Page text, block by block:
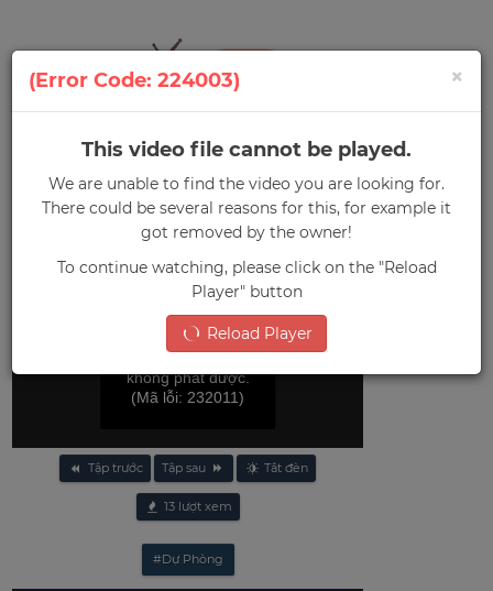
0
Hype House: Nhà sao TikTok
File video này
không phát được.
(Mã lỗi: 232011)
Tập trước Tập sau Tắt đèn
13lượt xem
#Dự Phòng
×
(Error Code: 224003)
This video file cannot be played.
We are unable to find the video you are looking for.
There could be several reasons for this, for example it
got removed by the owner!
To continue watching, please click on the "Reload
Player" button
Reload Player